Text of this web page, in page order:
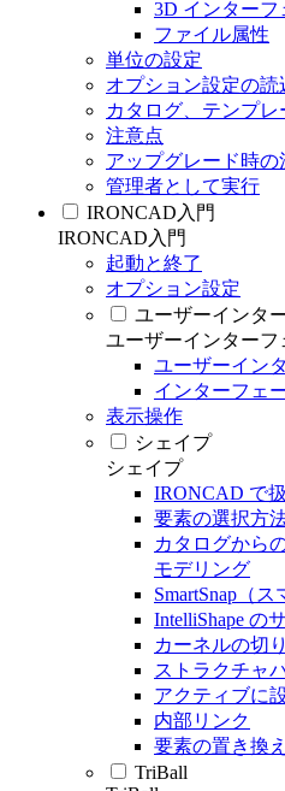
3D インター
ファイル属性
単位の設定
オプション設定の読
カタログ、テンプ
注意点
アップグレード時の
管理者として実行
IRONCAD入門
IRONCAD入門
起動と終了
オプション設定
ユーザーインタ
ユーザーインターフ
ユーザーイン
インターフェ
表示操作
シェイプ
シェイプ
IRONCAD で
要素の選択方
カタログから
モデリング
SmartSnap（
IntelliShape の
カーネルの切
ストラクチャ
アクティブに
内部リンク
要素の置き換え
TriBall